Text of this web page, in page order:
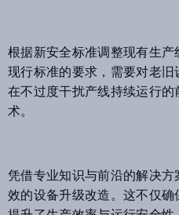
根据新安全标准调整现有生
现行标准的要求，需要对老
在不过度干扰产线持续运行
术。
凭借专业知识与前沿的解决
效的设备升级改造。这不仅